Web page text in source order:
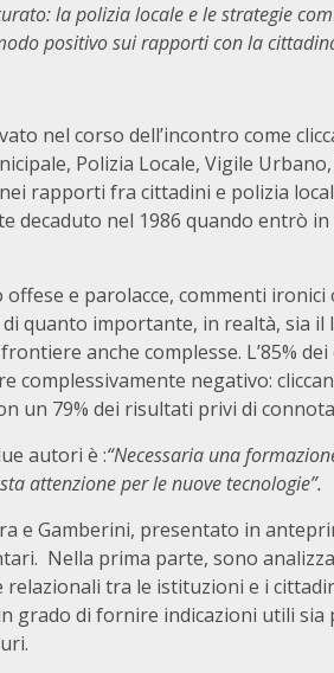
la polizia locale e le strategie
positivo sui rapporti con la
nel corso dell’incontro come
Polizia Locale, Vigile
rapporti fra cittadini e polizia
decaduto nel 1986 quando entrò
offese e parolacce, commenti
quanto importante, in realtà, sia
anche complesse. L’85%
complessivamente negativo:
un 79% dei risultati privi di
autori è :“Necessaria una
attenzione per le nuove tecnologie”.
e Gamberini, presentato in
Nella prima parte, sono
relazionali tra le istituzioni e i
grado di fornire indicazioni utili